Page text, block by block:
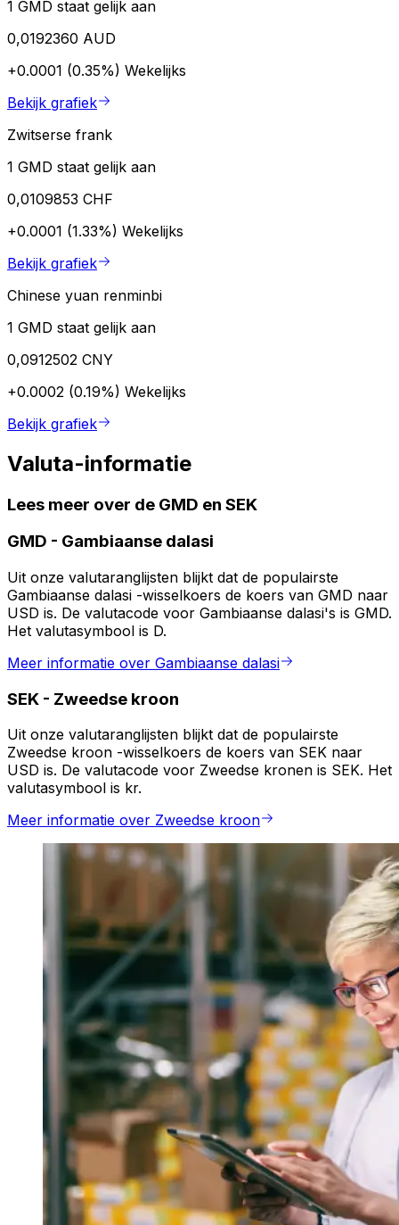
1 GMD staat gelijk aan
0,0192360 AUD
+0.0001 (0.35%) Wekelijks
Bekijk grafiek
Zwitserse frank
1 GMD staat gelijk aan
0,0109853 CHF
+0.0001 (1.33%) Wekelijks
Bekijk grafiek
Chinese yuan renminbi
1 GMD staat gelijk aan
0,0912502 CNY
+0.0002 (0.19%) Wekelijks
Bekijk grafiek
Valuta-informatie
Lees meer over de GMD en SEK
GMD - Gambiaanse dalasi
Uit onze valutaranglijsten blijkt dat de populairste
Gambiaanse dalasi -wisselkoers de koers van GMD naar
USD is. De valutacode voor Gambiaanse dalasi's is GMD.
Het valutasymbool is D.
Meer informatie over Gambiaanse dalasi
SEK - Zweedse kroon
Uit onze valutaranglijsten blijkt dat de populairste
Zweedse kroon -wisselkoers de koers van SEK naar
USD is. De valutacode voor Zweedse kronen is SEK. Het
valutasymbool is kr.
Meer informatie over Zweedse kroon